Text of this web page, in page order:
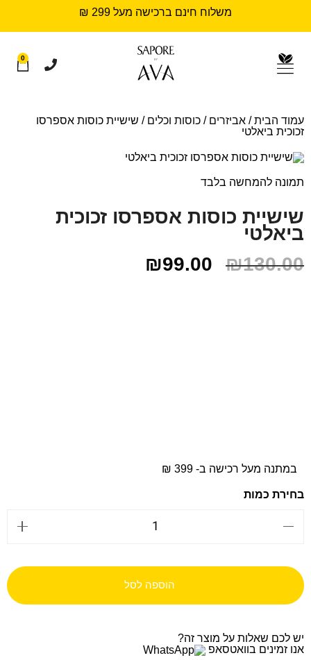
משלוח חינם ברכישה מעל 299 ₪
0
עמוד הבית/ אביזרים / כוסות וכלים / שישיית כוסות אספרסו
זכוכית ביאלטי
תמונה להמחשה בלבד
שישיית כוסות אספרסו זכוכית
ביאלטי
₪130.00
₪99.00
במתנה מעל רכישה ב- 399 ₪
הוספה לסל
יש לכם שאלות על מוצר זה?
אנו זמינים בוואטסאפ